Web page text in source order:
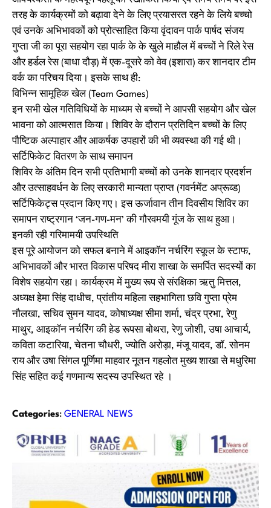
तरह के कार्यक्रमों को बढ़ावा देने के लिए प्रयासरत रहने के लिये बच्चो
एवं उनके अभिभावकों को प्रोत्साहित किया वृंदावन पार्क पार्षद संजय
गुप्ता जी का पूरा सहयोग रहा पार्क के के खुले माहौल में बच्चों ने रिले रेस
और हर्डल रेस (बाधा दौड़) में एक-दूसरे को वेव (इशारा) कर शानदार टीम
वर्क का परिचय दिया। इसके साथ ही:
विभिन्न सामूहिक खेल (Team Games)
इन सभी खेल गतिविधियों के माध्यम से बच्चों ने आपसी सहयोग और खेल
भावना को आत्मसात किया। शिविर के दौरान प्रतिदिन बच्चों के लिए
पौष्टिक अल्पाहार और आकर्षक उपहारों की भी व्यवस्था की गई थी।
सर्टिफिकेट वितरण के साथ समापन
शिविर के अंतिम दिन सभी प्रतिभागी बच्चों को उनके शानदार प्रदर्शन
और उत्साहवर्धन के लिए सरकारी मान्यता प्राप्त (गवर्नमेंट अप्रूव्ड)
सर्टिफिकेट्स प्रदान किए गए। इस ऊर्जावान तीन दिवसीय शिविर का
समापन राष्ट्रगान ‘जन-गण-मन’ की गौरवमयी गूंज के साथ हुआ।
इनकी रही गरिमामयी उपस्थिति
इस पूरे आयोजन को सफल बनाने में आइकॉन नर्चरिंग स्कूल के स्टाफ,
अभिभावकों और भारत विकास परिषद मीरा शाखा के समर्पित सदस्यों का
विशेष सहयोग रहा। कार्यक्रम में मुख्य रूप से संरक्षिका ऋतु मित्तल,
अध्यक्ष हेमा सिंह दाधीच, प्रांतीय महिला सहभागिता छवि गुप्ता प्रेम
नौलखा, सचिव सुमन यादव, कोषाध्यक्ष सीमा शर्मा, चंद्र प्रभा, रेणु
माथुर, आइकॉन नर्चरिंग की हेड रूपसा बोथरा, रेणु जोशी, उषा आचार्य,
कविता कटारिया, चेतना चौधरी, ज्योति अरोड़ा, मंजू यादव, डॉ. सोनम
राय और उषा सिंगल पूर्णिमा माहवार नूतन गहलोत मुख्य शाखा से मधुरिमा
सिंह सहित कई गणमान्य सदस्य उपस्थित रहे ।
Categories: GENERAL NEWS